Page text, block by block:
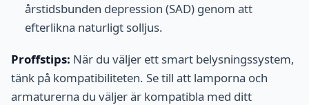
årstidsbunden depression (SAD) genom att
efterlikna naturligt solljus.
Proffstips: När du väljer ett smart belysningssystem,
tänk på kompatibiliteten. Se till att lamporna och
armaturerna du väljer är kompatibla med ditt